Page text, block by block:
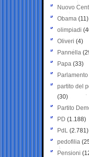
Nuovo
Obama (11)
olimpiadi
Oliveri (4)
Pannella
Papa (33)
Parlamento
partito del
(30)
Partito
PD (1.188)
PdL (2.781)
pedofilia
Pensioni